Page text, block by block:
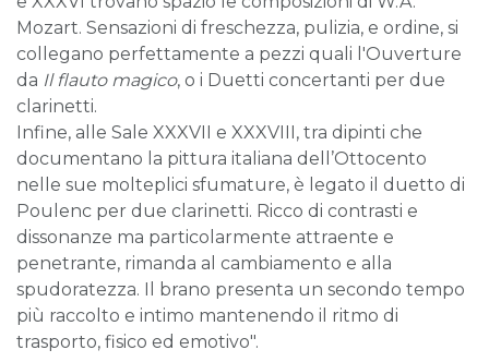
Mozart. Sensazioni di freschezza, pulizia, e ordine, si
collegano perfettamente a pezzi quali l'Ouverture
da Il flauto magico, o i Duetti concertanti per due
clarinetti.
Infine, alle Sale XXXVII e XXXVIII, tra dipinti che
documentano la pittura italiana dell’Ottocento
nelle sue molteplici sfumature, è legato il duetto di
Poulenc per due clarinetti. Ricco di contrasti e
dissonanze ma particolarmente attraente e
penetrante, rimanda al cambiamento e alla
spudoratezza. Il brano presenta un secondo tempo
più raccolto e intimo mantenendo il ritmo di
trasporto, fisico ed emotivo".